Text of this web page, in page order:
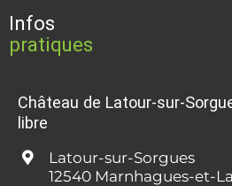
Infos
pratiques
Château de Latour-sur-
libre
Latour-sur-Sorgues
12540 Marnhagues-et-